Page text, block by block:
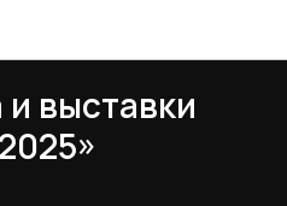
выставки